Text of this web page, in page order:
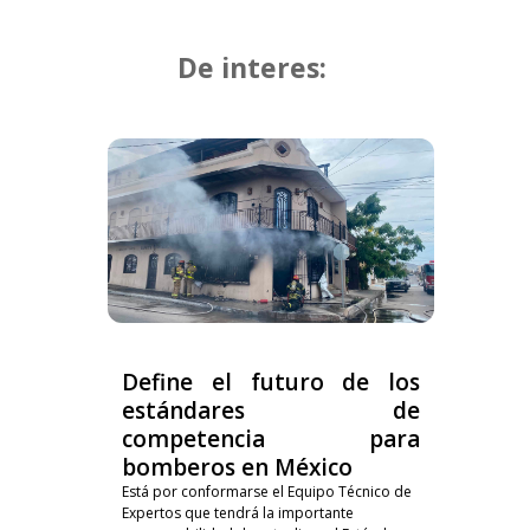
De interes:
Define el futuro de los
estándares de
competencia para
bomberos en México
Está por conformarse el Equipo Técnico de
Expertos que tendrá la importante